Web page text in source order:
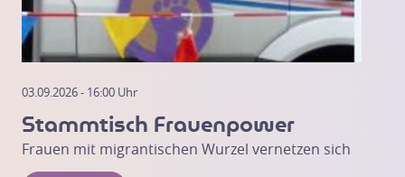
03.09.2026 - 16:00 Uhr
Stammtisch Frauenpower
Frauen mit migrantischen Wurzel vernetzen sich